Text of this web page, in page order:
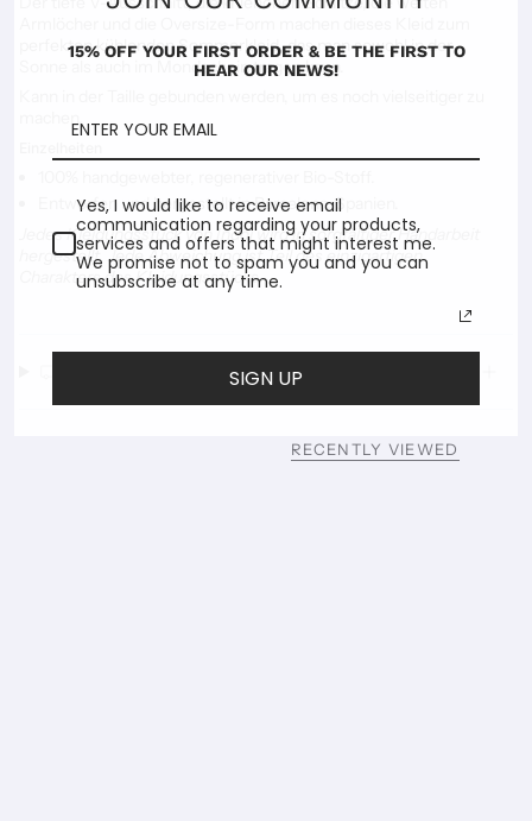
perfekten kühlenden Sommerkleid, das man sowohl in der
Sonne als auch im Mondschein tragen kann.
Entworfen und hergestellt in Barcelona, Spanien.
Jedes Kleidungsstück von Indoi wird in sorgfältiger Handarbeit
hergestellt. Jede Abweichung ist Teil des einzigartigen
Charakters des Kleidungsstücks.
Delivery & Shipping
RECENTLY VIEWED
15% OFF YOUR FIRST ORDER & BE THE FIRST TO
HEAR OUR NEWS!
Yes, I would like to receive email
communication regarding your products,
services and offers that might interest me.
We promise not to spam you and you can
unsubscribe at any time.
SIGN UP